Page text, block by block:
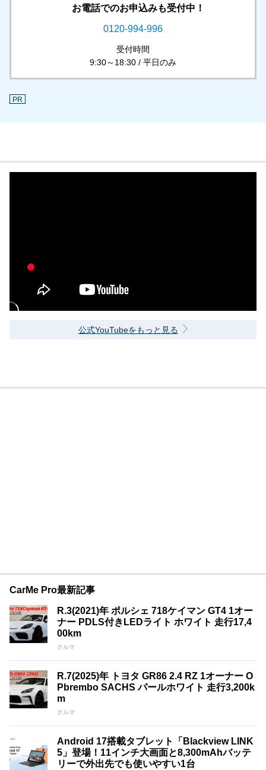
お電話でのお申込みも受付中！
0120-994-996
受付時間
9:30～18:30 / 平日のみ
PR
公式YouTubeをもっと見る
CarMe Pro最新記事
R.3(2021)年 ポルシェ 718ケイマン GT4 1オー
ナー PDLS付きLEDライト ホワイト 走行17,4
00km
クルマ
R.7(2025)年 トヨタ GR86 2.4 RZ 1オーナー O
Pbrembo SACHS パールホワイト 走行3,200k
m
クルマ
Android 17搭載タブレット「Blackview LINK
5」登場！11インチ大画面と8,300mAhバッテ
リーで外出先でも使いやすい1台